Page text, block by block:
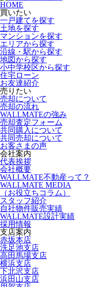
HOME
買いたい
一戸建てを探す
土地を探す
マンションを探す
エリアから探す
沿線・駅から探す
地図から探す
小中学校区から探す
住宅ローン
お友達紹介
売りたい
売却について
売却の流れ
WALLMATEの強み
売却査定フォーム
共同購入について
共同売却について
お客さまの声
会社案内
代表挨拶
会社概要
WALLMATE不動産って？
WALLMATE MEDIA
（お役立ちコラム）
スタッフ紹介
自社物件販売実績
WALLMATE設計実績
採用情報
支店案内
赤坂本店
洗足池支店
高田馬場支店
横浜支店
下北沢支店
浜田山支店